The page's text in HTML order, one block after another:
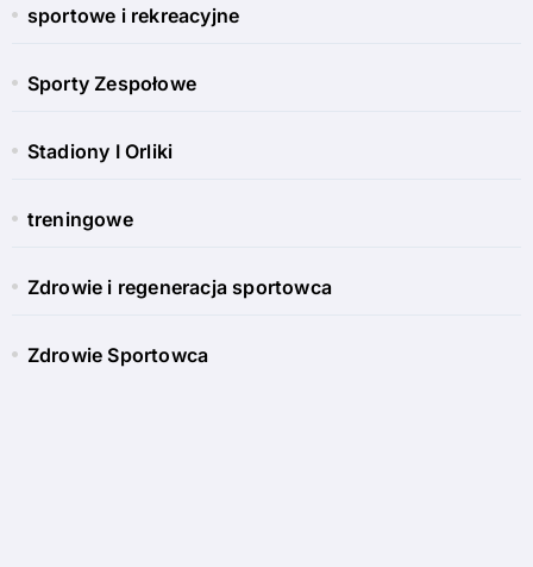
sportowe i rekreacyjne
Sporty Zespołowe
Stadiony I Orliki
treningowe
Zdrowie i regeneracja sportowca
Zdrowie Sportowca